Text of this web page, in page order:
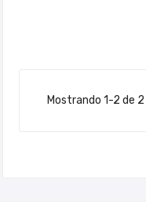
Mostrando 1-2 de